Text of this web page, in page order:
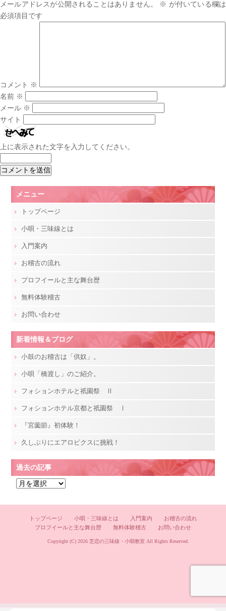
メールアドレスが公開されることはありません。
※ が付いている欄は
必須項目です
コメント ※
名前 ※
メール ※
サイト
上に表示された文字を入力してください。
メニュー
トップページ
小唄・三味線とは
入門案内
お稽古の流れ
プロフイールと主な舞台歴
無料体験稽古
お問い合わせ
新着情報＆ブログ
小鼓のお稽古は「供奴」。
小唄「橋渡し」のご紹介。
フォションホテルと祇園祭 Ⅱ
フォションホテル京都と祇園祭 Ⅰ
『宮薗節』初体験！
久しぶりにエアロビクスに挑戦！
過去の記事
の
トップページ 小唄・三味線とは 入門案内
お稽古の流れ
プロフイールと主な舞台歴
無料体験稽古 お問い合わせ
Copyright (C) 2026 芝恋の三味線・小唄教室All Rights Reserved.